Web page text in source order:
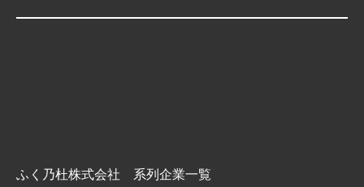
ふく乃杜株式会社 系列企業一覧